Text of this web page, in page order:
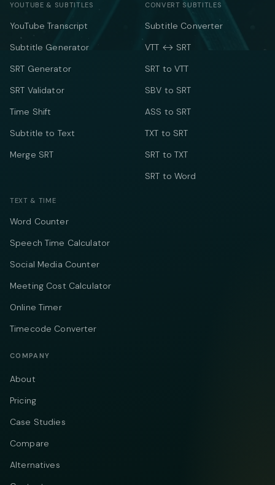
YOUTUBE & SUBTITLES
YouTube Transcript
Subtitle Generator
SRT Generator
SRT Validator
Time Shift
Subtitle to Text
Merge SRT
CONVERT SUBTITLES
Subtitle Converter
VTT ↔ SRT
SRT to VTT
SBV to SRT
ASS to SRT
TXT to SRT
SRT to TXT
SRT to Word
TEXT & TIME
Word Counter
Speech Time Calculator
Social Media Counter
Meeting Cost Calculator
Online Timer
Timecode Converter
COMPANY
About
Pricing
Case Studies
Compare
Alternatives